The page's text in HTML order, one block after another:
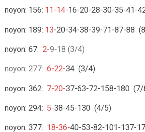
noyon: 156: 11-14-16-20-28-30-35-41-
noyon: 189: 13-20-34-38-39-71-87-88
noyon: 67: 2-9-18 (3/4)
noyon: 277: 6-22-34 (3/4)
noyon: 362: 7-20-37-63-72-158-180 (7/
noyon: 294: 5-38-45-130 (4/5)
noyon: 377: 18-36-40-53-82-101-137-